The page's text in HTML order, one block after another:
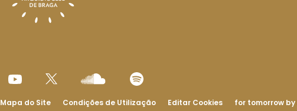
Mapa do Site Condições de Utilização Editar Cookies for tomorrow by